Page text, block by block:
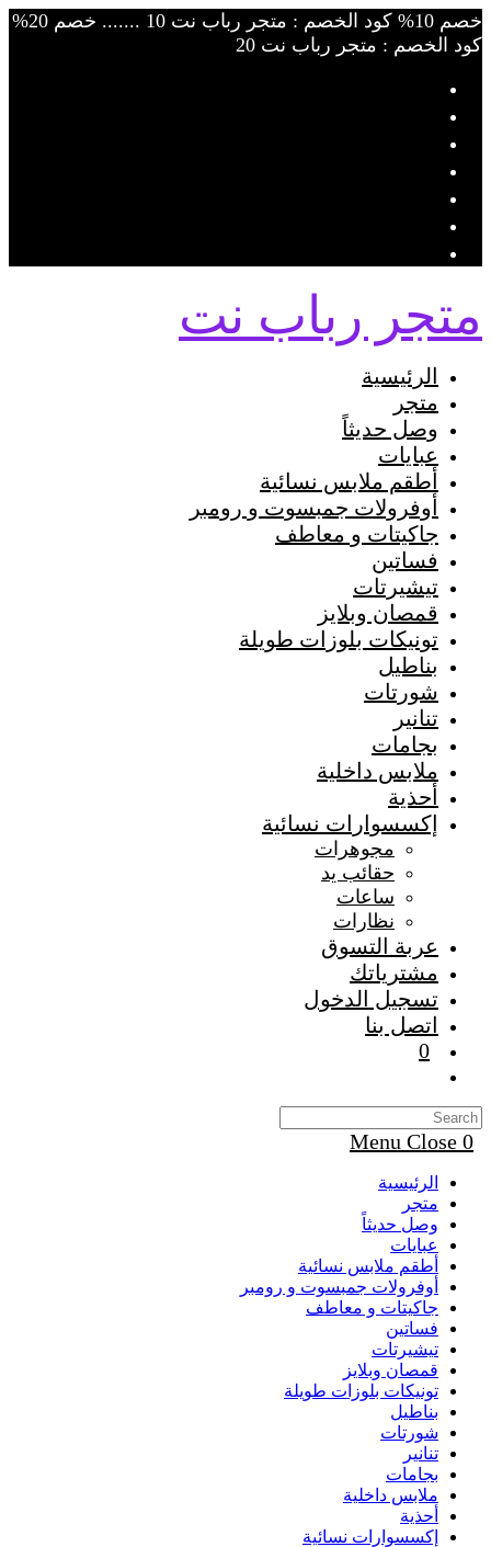
Skip
to
content
خصم 10% كود الخصم : متجر رباب نت 10 ....... خصم 20%
كود الخصم : متجر رباب نت 20
متجر رباب نت
الرئيسية
متجر
وصل حديثاً
عبايات
أطقم ملابس نسائية
أوفرولات جمبسوت و رومبر
جاكيتات و معاطف
فساتين
تيشيرتات
قمصان وبلايز
تونيكات بلوزات طويلة
بناطيل
شورتات
تنانير
بجامات
ملابس داخلية
أحذية
إكسسوارات نسائية
مجوهرات
حقائب يد
ساعات
نظارات
عربة التسوق
مشترياتك
تسجيل الدخول
اتصل بنا
0
search
0
Menu Close
الرئيسية
متجر
وصل حديثاً
عبايات
أطقم ملابس نسائية
أوفرولات جمبسوت و رومبر
جاكيتات و معاطف
فساتين
تيشيرتات
قمصان وبلايز
تونيكات بلوزات طويلة
بناطيل
شورتات
تنانير
بجامات
ملابس داخلية
أحذية
إكسسوارات نسائية